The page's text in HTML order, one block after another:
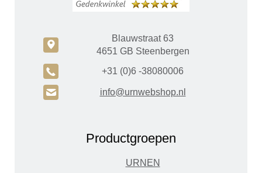
c
Blauwstraat 63
4651 GB Steenbergen
A +31 (0)6 -38080006
H info@urnwebshop.nl
Productgroepen
URNEN